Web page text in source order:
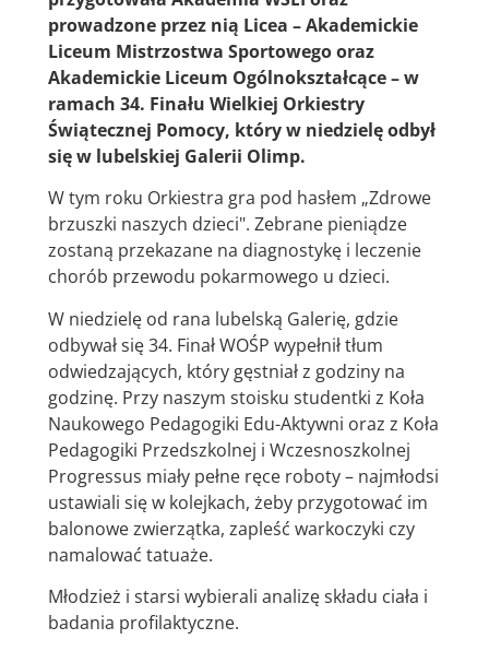
prowadzone przez nią Licea – Akademickie
Liceum Mistrzostwa Sportowego oraz
Akademickie Liceum Ogólnokształcące – w
ramach 34. Finału Wielkiej Orkiestry
Świątecznej Pomocy, który w niedzielę odbył
się w lubelskiej Galerii Olimp.
W tym roku Orkiestra gra pod hasłem „Zdrowe
brzuszki naszych dzieci". Zebrane pieniądze
zostaną przekazane na diagnostykę i leczenie
chorób przewodu pokarmowego u dzieci.
W niedzielę od rana lubelską Galerię, gdzie
odbywał się 34. Finał WOŚP wypełnił tłum
odwiedzających, który gęstniał z godziny na
godzinę. Przy naszym stoisku studentki z Koła
Naukowego Pedagogiki Edu-Aktywni oraz z Koła
Pedagogiki Przedszkolnej i Wczesnoszkolnej
Progressus miały pełne ręce roboty – najmłodsi
ustawiali się w kolejkach, żeby przygotować im
balonowe zwierzątka, zapleść warkoczyki czy
namalować tatuaże.
Młodzież i starsi wybierali analizę składu ciała i
badania profilaktyczne.